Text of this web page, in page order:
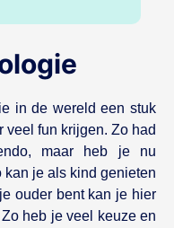
in de wereld een stuk
veel fun krijgen. Zo had
maar heb je nu
kan je als kind genieten
ouder bent kan je hier
heb je veel keuze en